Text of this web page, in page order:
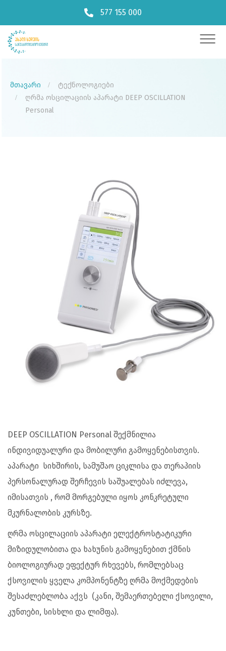
577 155 000
მთავარი
ტექნოლოგიები
ღრმა ოსცილაციის აპარატი DEEP OSCILLATION
Personal
DEEP OSCILLATION Personal შექმნილია
ინდივიდუალური და მობილური გამოყენებისთვის.
აპარატი სიხშირის, სამუშაო ციკლისა და თერაპიის
პერსონალურად შერჩევის საშუალებას იძლევა,
იმისათვის , რომ მორგებული იყოს კონკრეტული
მკურნალობის კურსზე.
ღრმა ოსცილაციის აპარატი ელექტროსტატიკური
მიზიდულობითა და ხახუნის გამოყენებით ქმნის
ბიოლოგიურად ეფექტურ რხევებს, რომლებსაც
ქსოვილის ყველა კომპონენტზე ღრმა მოქმედების
შესაძლებლობა აქვს (კანი, შემაერთებელი ქსოვილი,
კუნთები, სისხლი და ლიმფა).